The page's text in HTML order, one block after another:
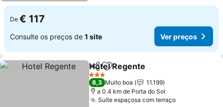
De € 117
Consulte os preços de 1 site Ver preços
PartilharAdicionar aos favoritos
Hotel Regente
3 Estrelas
8,3 Muito boa
11.199
a 0.4 km de Porta do Sol
Suíte espaçosa com terraçoVer preços